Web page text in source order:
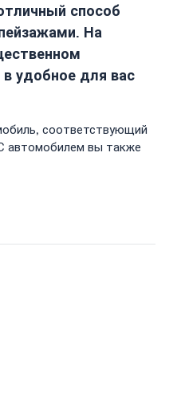
способ
На
удобное для вас
соответствующий
автомобилем вы также